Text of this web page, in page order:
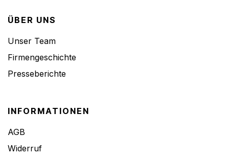
ÜBER UNS
Unser Team
Firmengeschichte
Presseberichte
INFORMATIONEN
AGB
Widerruf